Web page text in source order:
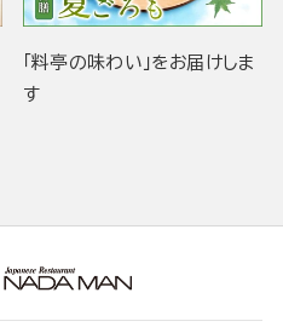
「料亭の味わい」をお届けしま
す